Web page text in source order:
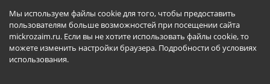
Мы используем файлы cookie для того, чтобы предоставить
пользователям больше возможностей при посещении сайта
mickrozaim.ru. Если вы не хотите использовать файлы cookie, то
можете изменить настройки браузера. Подробности об условиях
использования.